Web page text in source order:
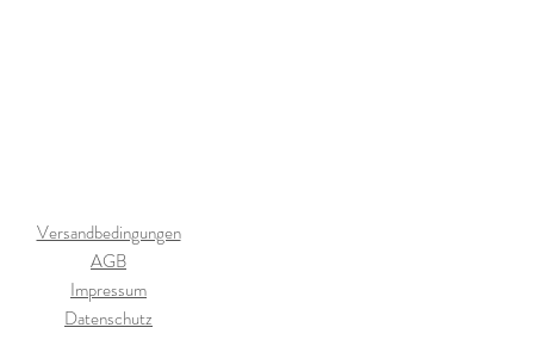
Versandbedingungen
AGB
Impressum
Datenschutz